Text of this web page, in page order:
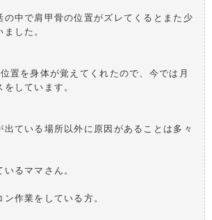
の中で肩甲骨の位置がズレてくるとまた少
した。
置を身体が覚えてくれたので、今では月
しています。
出ている場所以外に原因があることは多々
るママさん。
作業をしている方。